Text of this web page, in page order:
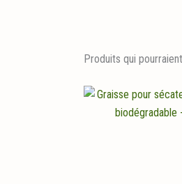
Produits qui